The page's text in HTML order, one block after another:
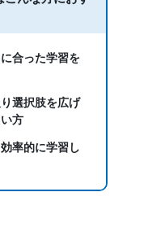
合った学習を
選択肢を広げ
方
率的に学習し